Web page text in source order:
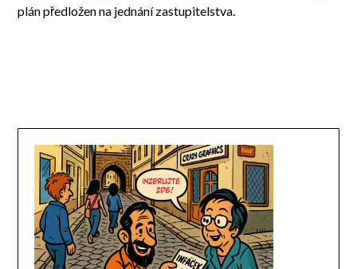
plán předložen na jednání zastupitelstva.